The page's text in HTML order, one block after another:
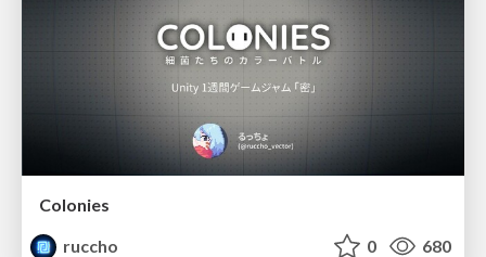
Colonies
ruccho
0 680